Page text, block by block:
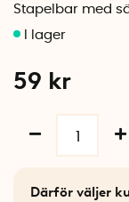
Stapelbar med
59 kr
Därför väljer